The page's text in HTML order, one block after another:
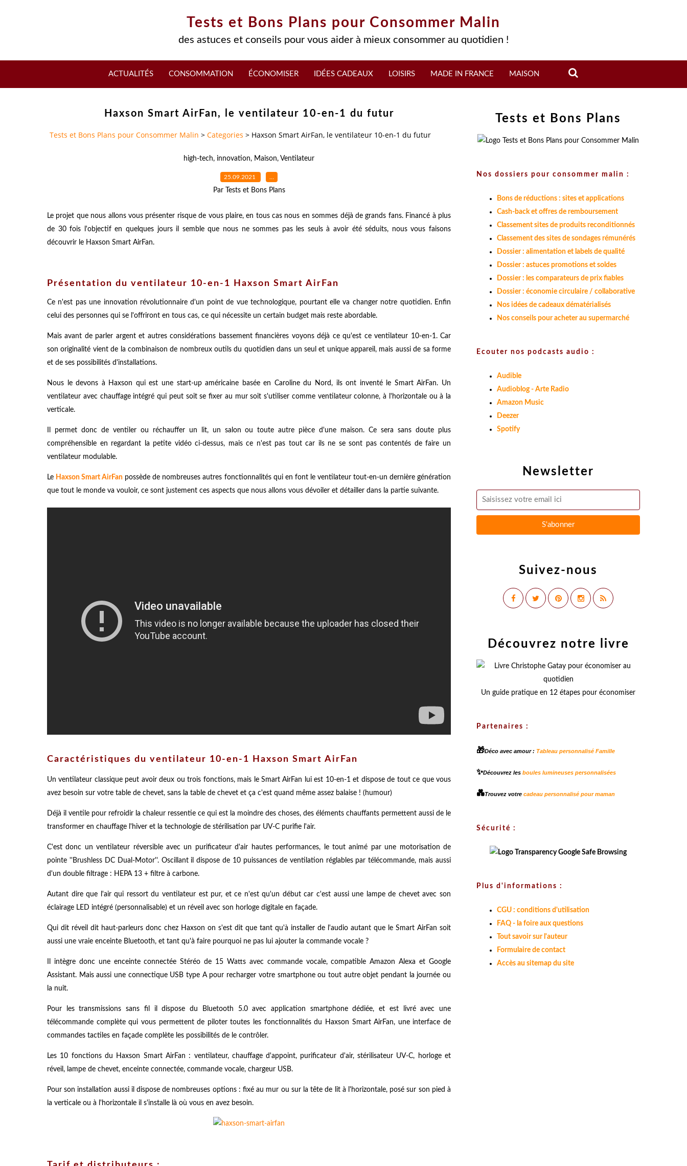
Tests et Bons Plans pour Consommer Malin
des astuces et conseils pour vous aider à mieux consommer au quotidien !
ACTUALITÉS CONSOMMATION ÉCONOMISER IDÉES CADEAUX LOISIRS MADE IN FRANCE MAISON
Haxson Smart AirFan, le ventilateur 10-en-1 du futur
Tests et Bons Plans pour Consommer Malin > Categories > Haxson Smart AirFan, le ventilateur 10-en-1 du futur
high-tech, innovation, Maison, Ventilateur
25.09.2021 …
Par Tests et Bons Plans
Le projet que nous allons vous présenter risque de vous plaire, en tous cas nous en sommes déjà de grands fans. Financé à plus
de 30 fois l'objectif en quelques jours il semble que nous ne sommes pas les seuls à avoir été séduits, nous vous faisons
découvrir le Haxson Smart AirFan.
Présentation du ventilateur 10-en-1 Haxson Smart AirFan
Ce n'est pas une innovation révolutionnaire d'un point de vue technologique, pourtant elle va changer notre quotidien. Enfin
celui des personnes qui se l'offriront en tous cas, ce qui nécessite un certain budget mais reste abordable.
Mais avant de parler argent et autres considérations bassement financières voyons déjà ce qu'est ce ventilateur 10-en-1. Car
son originalité vient de la combinaison de nombreux outils du quotidien dans un seul et unique appareil, mais aussi de sa forme
et de ses possibilités d'installations.
Nous le devons à Haxson qui est une start-up américaine basée en Caroline du Nord, ils ont inventé le Smart AirFan. Un
ventilateur avec chauffage intégré qui peut soit se fixer au mur soit s'utiliser comme ventilateur colonne, à l'horizontale ou à la
verticale.
Il permet donc de ventiler ou réchauffer un lit, un salon ou toute autre pièce d'une maison. Ce sera sans doute plus
compréhensible en regardant la petite vidéo ci-dessus, mais ce n'est pas tout car ils ne se sont pas contentés de faire un
ventilateur modulable.
Le Haxson Smart AirFan possède de nombreuses autres fonctionnalités qui en font le ventilateur tout-en-un dernière génération
que tout le monde va vouloir, ce sont justement ces aspects que nous allons vous dévoiler et détailler dans la partie suivante.
Caractéristiques du ventilateur 10-en-1 Haxson Smart AirFan
Un ventilateur classique peut avoir deux ou trois fonctions, mais le Smart AirFan lui est 10-en-1 et dispose de tout ce que vous
avez besoin sur votre table de chevet, sans la table de chevet et ça c'est quand même assez balaise ! (humour)
Déjà il ventile pour refroidir la chaleur ressentie ce qui est la moindre des choses, des éléments chauffants permettent aussi de le
transformer en chauffage l'hiver et la technologie de stérilisation par UV-C purifie l'air.
C'est donc un ventilateur réversible avec un purificateur d'air hautes performances, le tout animé par une motorisation de
pointe ''Brushless DC Dual-Motor''. Oscillant il dispose de 10 puissances de ventilation réglables par télécommande, mais aussi
d'un double filtrage : HEPA 13 + filtre à carbone.
Autant dire que l'air qui ressort du ventilateur est pur, et ce n'est qu'un début car c'est aussi une lampe de chevet avec son
éclairage LED intégré (personnalisable) et un réveil avec son horloge digitale en façade.
Qui dit réveil dit haut-parleurs donc chez Haxson on s'est dit que tant qu'à installer de l'audio autant que le Smart AirFan soit
aussi une vraie enceinte Bluetooth, et tant qu'à faire pourquoi ne pas lui ajouter la commande vocale ?
Il intègre donc une enceinte connectée Stéréo de 15 Watts avec commande vocale, compatible Amazon Alexa et Google
Assistant. Mais aussi une connectique USB type A pour recharger votre smartphone ou tout autre objet pendant la journée ou
la nuit.
Pour les transmissions sans fil il dispose du Bluetooth 5.0 avec application smartphone dédiée, et est livré avec une
télécommande complète qui vous permettent de piloter toutes les fonctionnalités du Haxson Smart AirFan, une interface de
commandes tactiles en façade complète les possibilités de le contrôler.
Les 10 fonctions du
Haxson Smart AirFan : ventilateur, chauffage d'appoint, purificateur d'air, stérilisateur UV-C, horloge et
réveil, lampe de chevet, enceinte connectée, commande vocale, chargeur USB.
Pour son installation aussi il dispose de nombreuses options : fixé au mur ou sur la tête de lit à l'horizontale, posé sur son pied à
la verticale ou à l'horizontale il s'installe là où vous en avez besoin.
Newsletter
Suivez-nous
Tests et Bons Plans
Nos dossiers pour consommer malin :
Bons de réductions : sites et applications
Cash-back et offres de remboursement
Classement sites de produits reconditionnés
Classement des sites de sondages rémunérés
Dossier : alimentation et labels de qualité
Dossier : astuces promotions et soldes
Dossier : les comparateurs de prix fiables
Dossier : économie circulaire / collaborative
Nos idées de cadeaux dématérialisés
Nos conseils pour acheter au supermarché
Ecouter nos podcasts audio :
Audible
Audioblog - Arte Radio
Amazon Music
Deezer
Spotify
Découvrez notre livre
Un guide pratique en 12 étapes pour économiser
Partenaires :
🎁Déco avec amour : Tableau personnalisé Famille
✨Découvrez les boules lumineuses personnalisées
💑Trouvez votre cadeau personnalisé pour maman
Sécurité :
Plus d'informations :
CGU : conditions d'utilisation
FAQ - la foire aux questions
Tout savoir sur l'auteur
Formulaire de contact
Accès au sitemap du site